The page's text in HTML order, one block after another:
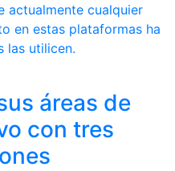
actualmente cualquier
en estas plataformas ha
las utilicen.
áreas de
con tres